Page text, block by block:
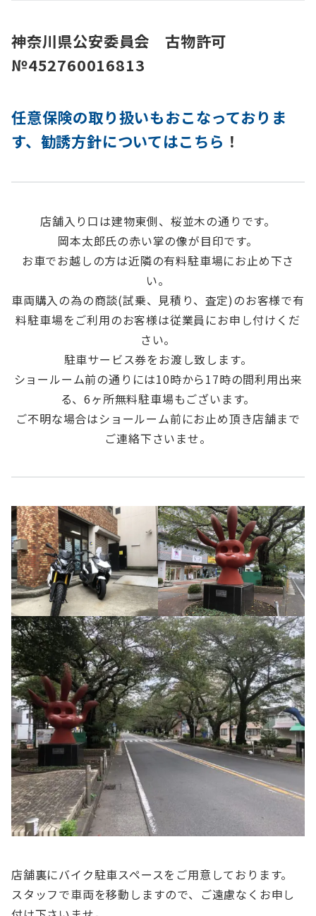
神奈川県公安委員会 古物許可
№452760016813
任意保険の取り扱いもおこなっておりま
す、勧誘方針についてはこちら ！
店舗入り口は建物東側、桜並木の通りです。
岡本太郎氏の赤い掌の像が目印です。
お車でお越しの方は近隣の有料駐車場にお止め下さ
い。
車両購入の為の商談(試乗、見積り、査定)のお客様で有
料駐車場をご利用のお客様は従業員にお申し付けくだ
さい。
駐車サービス券をお渡し致します。
ショールーム前の通りには10時から17時の間利用出来
る、6ヶ所無料駐車場もございます。
ご不明な場合はショールーム前にお止め頂き店舗まで
ご連絡下さいませ。
店舗裏にバイク駐車スペースをご用意しております。
スタッフで車両を移動しますので、ご遠慮なくお申し